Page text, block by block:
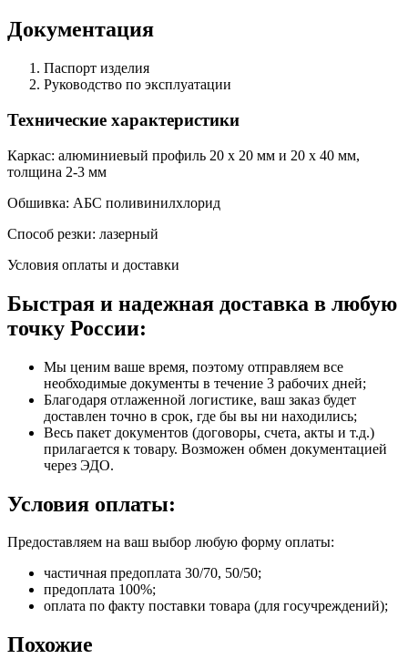
Документация
Паспорт изделия
Руководство по эксплуатации
Технические характеристики
Каркас: алюминиевый профиль 20 х 20 мм и 20 х 40 мм,
толщина 2-3 мм
Обшивка: АБС поливинилхлорид
Способ резки: лазерный
Условия оплаты и доставки
Быстрая и надежная доставка в любую
точку России:
Мы ценим ваше время, поэтому отправляем все
необходимые документы в течение 3 рабочих дней;
Благодаря отлаженной логистике, ваш заказ будет
доставлен точно в срок, где бы вы ни находились;
Весь пакет документов (договоры, счета, акты и т.д.)
прилагается к товару. Возможен обмен документацией
через ЭДО.
Условия оплаты:
Предоставляем на ваш выбор любую форму оплаты:
частичная предоплата 30/70, 50/50;
предоплата 100%;
оплата по факту поставки товара (для госучреждений);
Похожие